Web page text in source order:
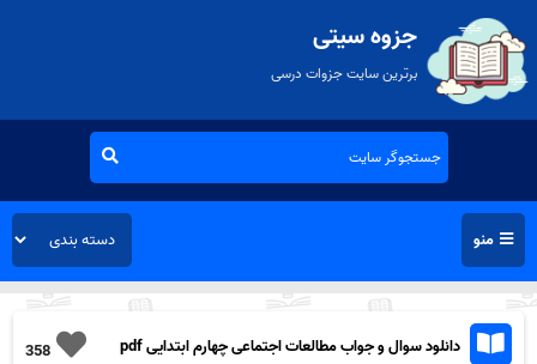
جزوه سیتی
برترین سایت جزوات درسی
منو
358 دانلود سوال و جواب مطالعات اجتماعی چهارم ابتدایی pdf